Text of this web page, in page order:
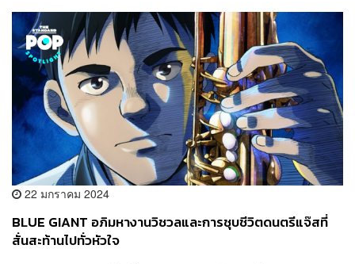
22 มกราคม 2024
BLUE GIANT อภิมหางานวิชวลและการชุบชีวิตดนตรีแจ๊สที่
สั่นสะท้านไปทั่วหัวใจ